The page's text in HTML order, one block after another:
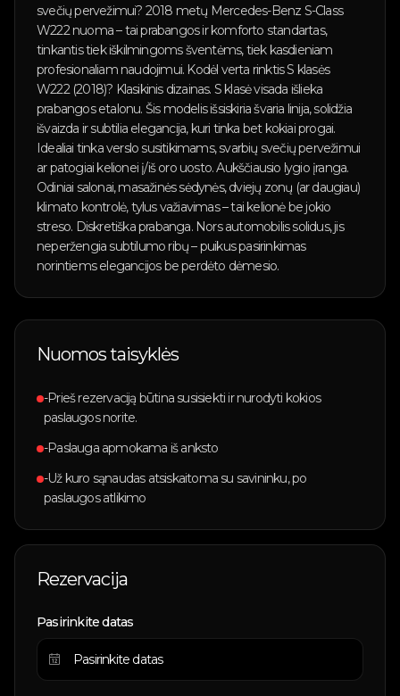
svečių pervežimui? 2018 metų Mercedes-Benz S-Class
W222 nuoma – tai prabangos ir komforto standartas,
tinkantis tiek iškilmingoms šventėms, tiek kasdieniam
profesionaliam naudojimui. Kodėl verta rinktis S klasės
W222 (2018)? Klasikinis dizainas. S klasė visada išlieka
prabangos etalonu. Šis modelis išsiskiria švaria linija, solidžia
išvaizda ir subtilia elegancija, kuri tinka bet kokiai progai.
Idealiai tinka verslo susitikimams, svarbių svečių pervežimui
ar patogiai kelionei į/iš oro uosto. Aukščiausio lygio įranga.
Odiniai salonai, masažinės sėdynės, dviejų zonų (ar daugiau)
klimato kontrolė, tylus važiavimas – tai kelionė be jokio
streso. Diskretiška prabanga. Nors automobilis solidus, jis
neperžengia subtilumo ribų – puikus pasirinkimas
norintiems elegancijos be perdėto dėmesio.
Nuomos taisyklės
-Prieš rezervaciją būtina susisiekti ir nurodyti kokios
paslaugos norite.
-Paslauga apmokama iš anksto
-Už kuro sąnaudas atsiskaitoma su savininku, po
paslaugos atlikimo
Rezervacija
Pasirinkite datas